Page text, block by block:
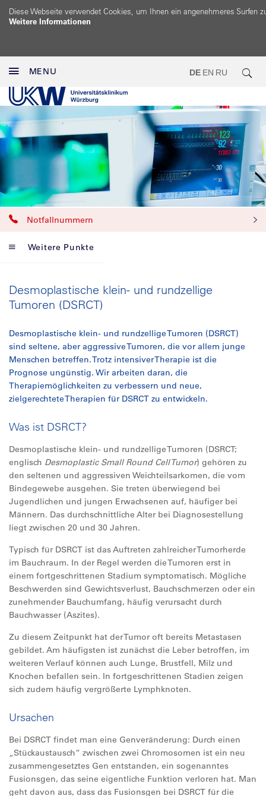
Diese Webseite verwendet Cookies, um Ihnen ein angenehmeres Surfen
Weitere Informationen
MENU DE EN RU
Notfallnummern
Weitere Punkte
Desmoplastische klein- und rundzellige
Tumoren (DSRCT)
Desmoplastische klein- und rundzellige Tumoren (DSRCT)
sind seltene, aber aggressive Tumoren, die vor allem junge
Menschen betreffen. Trotz intensiver Therapie ist die
Prognose ungünstig. Wir arbeiten daran, die
Therapiemöglichkeiten zu verbessern und neue,
zielgerechtete Therapien für DSRCT zu entwickeln.
Was ist DSRCT?
Desmoplastische klein- und rundzellige Tumoren (DSRCT;
englisch Desmoplastic Small Round Cell Tumor) gehören zu
den seltenen und aggressiven Weichteilsarkomen, die vom
Bindegewebe ausgehen. Sie treten überwiegend bei
Jugendlichen und jungen Erwachsenen auf, häufiger bei
Männern. Das durchschnittliche Alter bei Diagnosestellung
liegt zwischen 20 und 30 Jahren.
Typisch für DSRCT ist das Auftreten zahlreicher Tumorherde
im Bauchraum. In der Regel werden die Tumoren erst in
einem fortgeschrittenen Stadium symptomatisch. Mögliche
Beschwerden sind Gewichtsverlust, Bauchschmerzen oder ein
zunehmender Bauchumfang, häufig verursacht durch
Bauchwasser (Aszites).
Zu diesem Zeitpunkt hat der Tumor oft bereits Metastasen
gebildet. Am häufigsten ist zunächst die Leber betroffen, im
weiteren Verlauf können auch Lunge, Brustfell, Milz und
Knochen befallen sein. In fortgeschrittenen Stadien zeigen
sich zudem häufig vergrößerte Lymphknoten.
Ursachen
Bei DSRCT findet man eine Genveränderung: Durch einen
„Stückaustausch“ zwischen zwei Chromosomen ist ein neu
zusammengesetztes Gen entstanden, ein sogenanntes
Fusionsgen, das seine eigentliche Funktion verloren hat. Man
geht davon aus, dass das Fusionsgen bei DSRCT für die